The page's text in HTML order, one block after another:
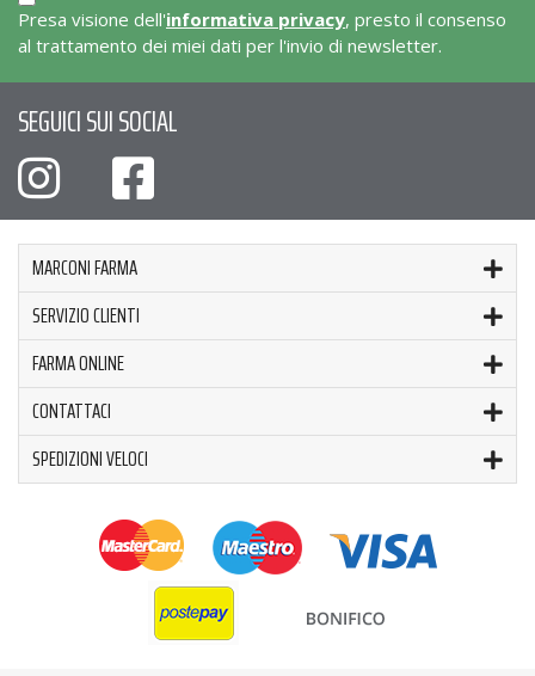
Presa visione dell'informativa privacy, presto il consenso
al trattamento dei miei dati per l'invio di newsletter.
SEGUICI SUI SOCIAL
MARCONI FARMA
SERVIZIO CLIENTI
FARMA ONLINE
CONTATTACI
SPEDIZIONI VELOCI